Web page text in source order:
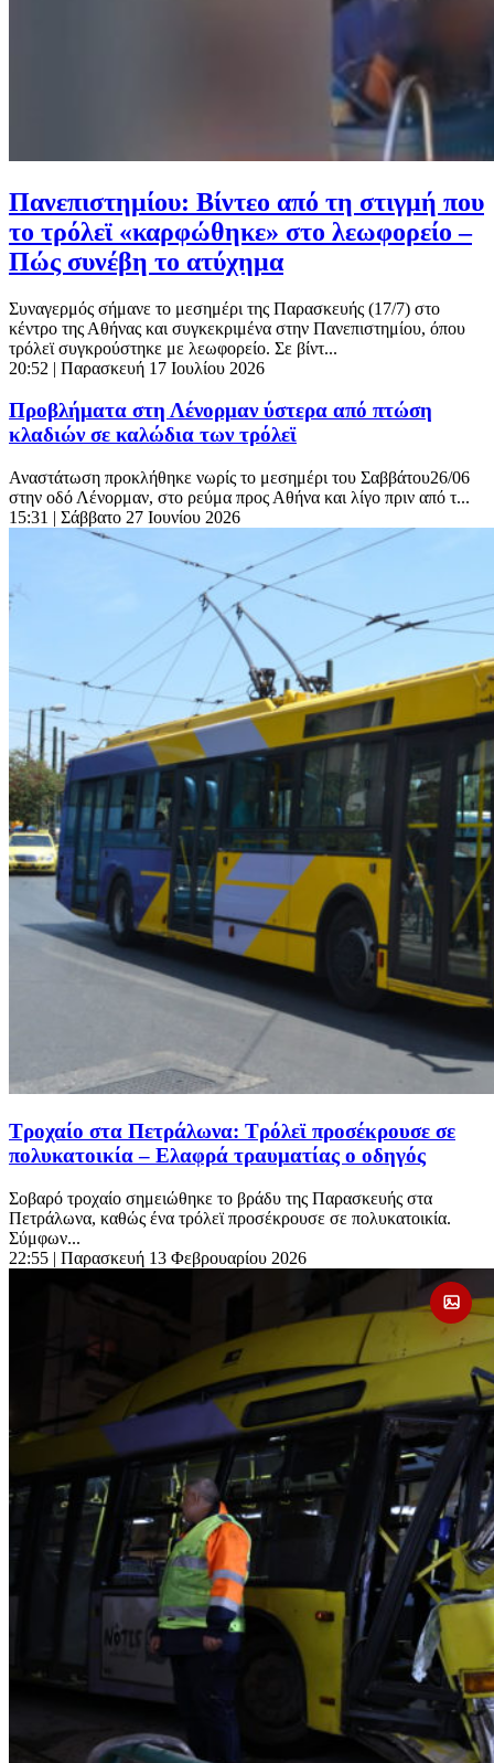
Πανεπιστημίου: Βίντεο από τη στιγμή που
το τρόλεϊ «καρφώθηκε» στο λεωφορείο –
Πώς συνέβη το ατύχημα
Συναγερμός σήμανε το μεσημέρι της Παρασκευής (17/7) στο
κέντρο της Αθήνας και συγκεκριμένα στην Πανεπιστημίου, όπου
τρόλεϊ συγκρούστηκε με λεωφορείο. Σε βίντ...
20:52 | Παρασκευή 17 Ιουλίου 2026
Προβλήματα στη Λένορμαν ύστερα από πτώση
κλαδιών σε καλώδια των τρόλεϊ
Αναστάτωση προκλήθηκε νωρίς το μεσημέρι του Σαββάτου26/06
στην οδό Λένορμαν, στο ρεύμα προς Αθήνα και λίγο πριν από τ...
15:31 | Σάββατο 27 Ιουνίου 2026
Τροχαίο στα Πετράλωνα: Τρόλεϊ προσέκρουσε σε
πολυκατοικία – Ελαφρά τραυματίας ο οδηγός
Σοβαρό τροχαίο σημειώθηκε το βράδυ της Παρασκευής στα
Πετράλωνα, καθώς ένα τρόλεϊ προσέκρουσε σε πολυκατοικία.
Σύμφων...
22:55 | Παρασκευή 13 Φεβρουαρίου 2026